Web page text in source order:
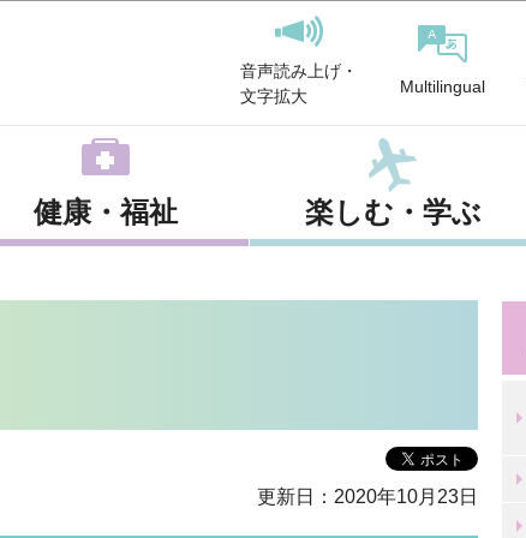
音声読み上げ・
文字拡大
Multilingual
健康・福祉 楽しむ・学ぶ
更新日：2020年10月23日